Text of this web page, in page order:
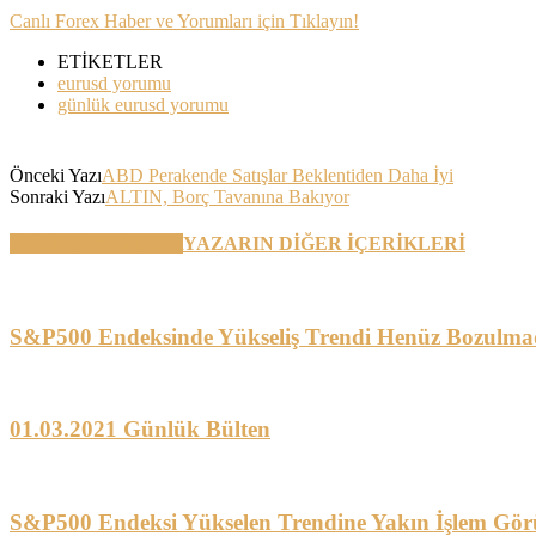
Canlı Forex Haber ve Yorumları için Tıklayın!
ETİKETLER
eurusd yorumu
günlük eurusd yorumu
Önceki YazıABD Perakende Satışlar Beklentiden Daha İyi
Sonraki YazıALTIN, Borç Tavanına Bakıyor
YAZARIN DİĞER İÇERİKLERİ
S&P500 Endeksinde Yükseliş Trendi Henüz
01.03.2021 Günlük Bülten
S&P500 Endeksi Yükselen Trendine Yakın İşlem